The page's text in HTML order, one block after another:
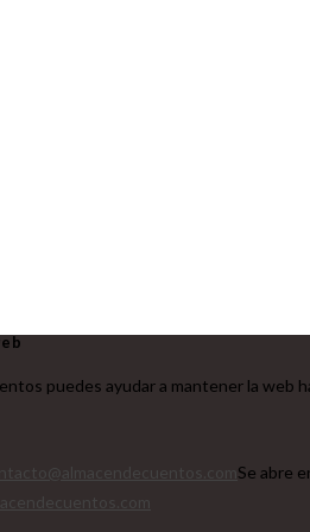
puedes ayudar a mantener la web
Se abre